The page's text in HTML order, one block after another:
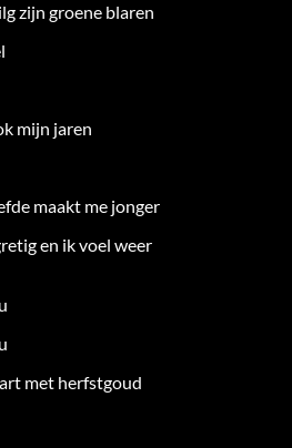
zijn groene blaren
mijn jaren
maakt me jonger
en ik voel weer
met herfstgoud